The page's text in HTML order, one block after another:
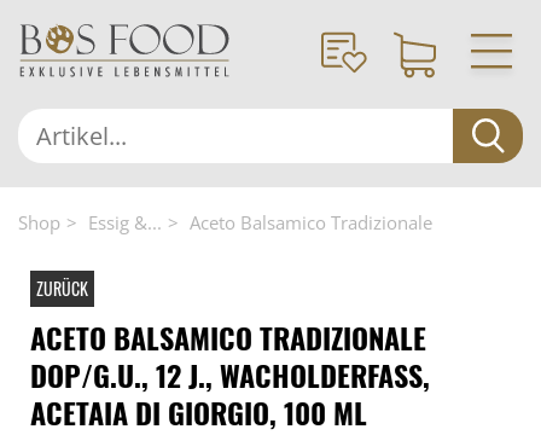
Shop Essig &... Aceto Balsamico Tradizionale
ZURÜCK
ACETO BALSAMICO TRADIZIONALE
DOP/G.U., 12 J., WACHOLDERFASS,
ACETAIA DI GIORGIO, 100 ML